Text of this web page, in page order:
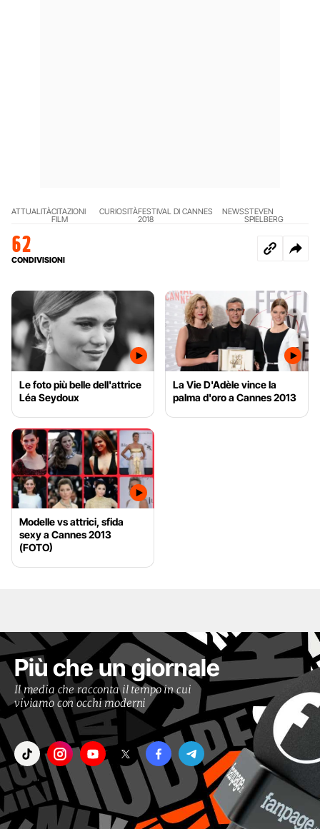
ATTUALITÀCITAZIONI
FILM
CURIOSITÀFESTIVAL DI CANNES
2018
NEWSSTEVEN
SPIELBERG
62
CONDIVISIONI
Le foto più belle dell'attrice
Léa Seydoux
La Vie D'Adèle vince la
palma d'oro a Cannes 2013
Modelle vs attrici, sfida
sexy a Cannes 2013
(FOTO)
Più che un giornale
Il media che racconta il tempo in cui
viviamo con occhi moderni